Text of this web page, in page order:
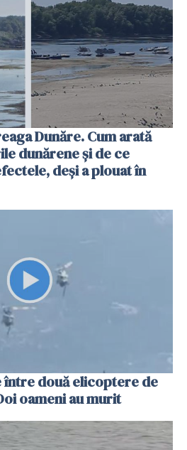
Dunăre. Cum arată
dunărene și de ce
deși a plouat în
între două elicoptere de
oameni au murit